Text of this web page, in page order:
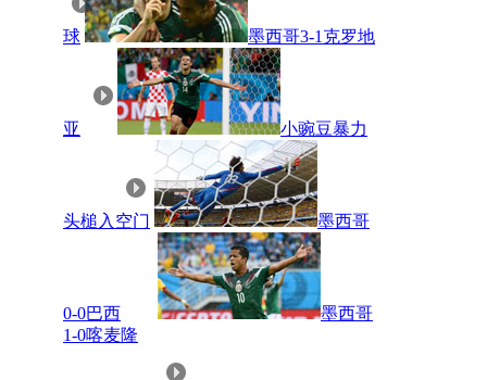
球 墨西哥3-1克罗地
亚 小豌豆暴力
头槌入空门 墨西哥
0-0巴西
墨西哥
1-0喀麦隆